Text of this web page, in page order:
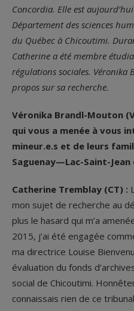
Concordia. Elle est
Département des sciences
du Québec à Chicoutimi.
Catherine a été membre
régulations sociales. Véronika
propos sur sa recherche.
Véronika Brandl-Mouton
qui vous a menée à vous
mineur.e.s et de leurs
Saguenay—Lac-Saint-
Catherine Tremblay (CT) :
mon sujet de recherche au
plus le hasard qui m’a
2015, j’ai été engagée
ma directrice Louise
évaluation du fonds
social de Chicoutimi.
connaissais rien de ce